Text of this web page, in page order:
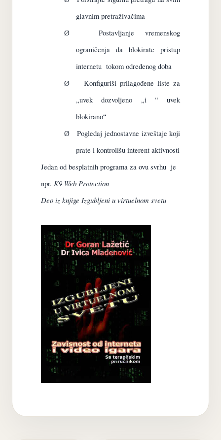
glavnim pretraživačima
Ø Postavljanje
vremenskog
ograničenja
da blokirate
pristup
internetu tokom određenog doba
Ø Konfiguriši prilagođene liste za
„uvek
dozvoljeno „i “ uvek
blokirano“
Ø Pogledaj jednostavne izveštaje koji
prate i kontrolišu interent aktivnosti
Jedan od besplatnih programa za ovu svrhu je
npr. K9 Web Protection
Deo iz knjige Izgubljeni u virtuelnom svetu